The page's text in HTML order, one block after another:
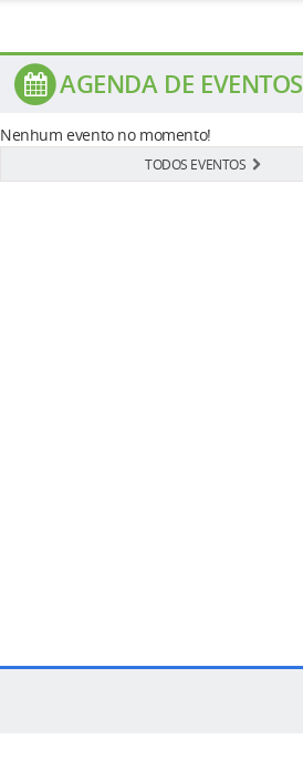
AGENDA DE EVENTOS
Nenhum evento no momento!
TODOS EVENTOS